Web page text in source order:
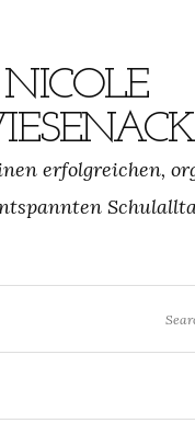
NICOLE
erfolgreichen,
for: